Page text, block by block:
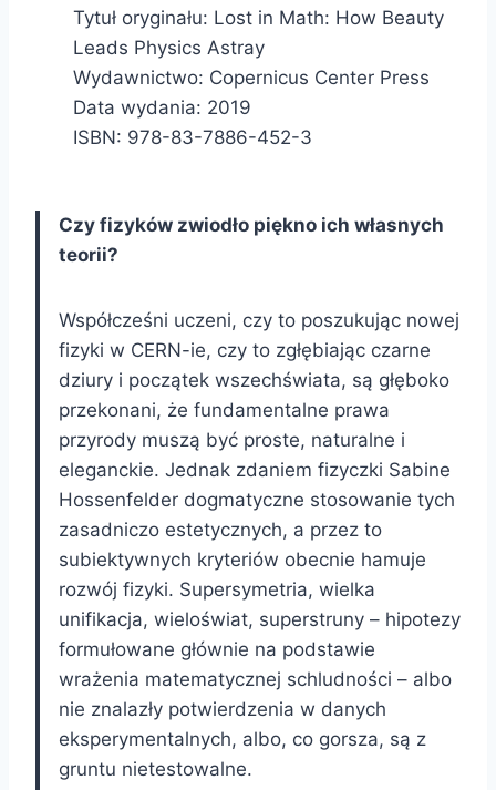
Tytuł oryginału: Lost in Math: How Beauty
Leads Physics Astray
Wydawnictwo: Copernicus Center Press
Data wydania: 2019
ISBN: 978-83-7886-452-3
Czy fizyków zwiodło piękno ich własnych
teorii?
Współcześni uczeni, czy to poszukując nowej
fizyki w CERN-ie, czy to zgłębiając czarne
dziury i początek wszechświata, są głęboko
przekonani, że fundamentalne prawa
przyrody muszą być proste, naturalne i
eleganckie. Jednak zdaniem fizyczki Sabine
Hossenfelder dogmatyczne stosowanie tych
zasadniczo estetycznych, a przez to
subiektywnych kryteriów obecnie hamuje
rozwój fizyki. Supersymetria, wielka
unifikacja, wieloświat, superstruny – hipotezy
formułowane głównie na podstawie
wrażenia matematycznej schludności – albo
nie znalazły potwierdzenia w danych
eksperymentalnych, albo, co gorsza, są z
gruntu nietestowalne.